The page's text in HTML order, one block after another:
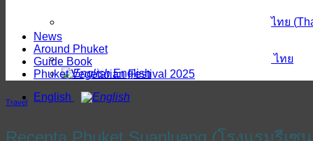
ไทย
English
English
ไทย (
News
Around Phuket
Guide Book
Phuket Vegetarian Festival 2025
Travel
Recenta Phuket Suanluang (โรงแรมรีเ